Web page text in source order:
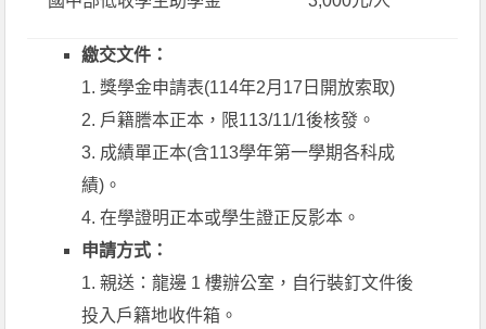
繳交文件：
1. 獎學金申請表(114年2月17日開放索取)
2. 戶籍謄本正本，限113/11/1後核發。
3. 成績單正本(含113學年第一學期各科成
績)。
4. 在學證明正本或學生證正反影本。
申請方式：
1. 親送：龍邊 1 樓辦公室，自行裝釘文件後
投入戶籍地收件箱。